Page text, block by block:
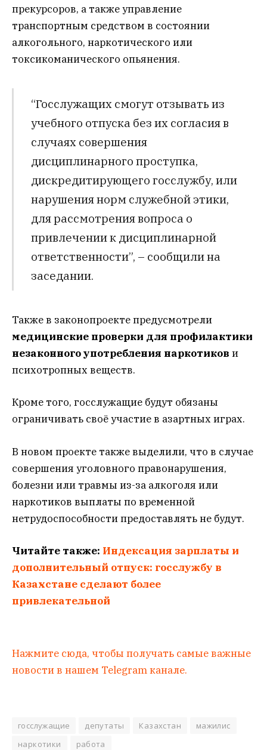
прекурсоров, а также управление
транспортным средством в состоянии
алкогольного, наркотического или
токсикоманического опьянения.
“Госслужащих смогут отзывать из
учебного отпуска без их согласия в
случаях совершения
дисциплинарного проступка,
дискредитирующего госслужбу, или
нарушения норм служебной этики,
для рассмотрения вопроса о
привлечении к дисциплинарной
ответственности”, – сообщили на
заседании.
Также в законопроекте предусмотрели
медицинские проверки для профилактики
незаконного употребления наркотиков и
психотропных веществ.
Кроме того, госслужащие будут обязаны
ограничивать своё участие в азартных играх.
В новом проекте также выделили, что в случае
совершения уголовного правонарушения,
болезни или травмы из-за алкоголя или
наркотиков выплаты по временной
нетрудоспособности предоставлять не будут.
Читайте также: Индексация зарплаты и
дополнительный отпуск: госслужбу в
Казахстане сделают более
привлекательной
Нажмите сюда, чтобы получать самые важные
новости в нашем Telegram канале.
госслужащие депутаты Казахстан
мажилис
наркотики
работа